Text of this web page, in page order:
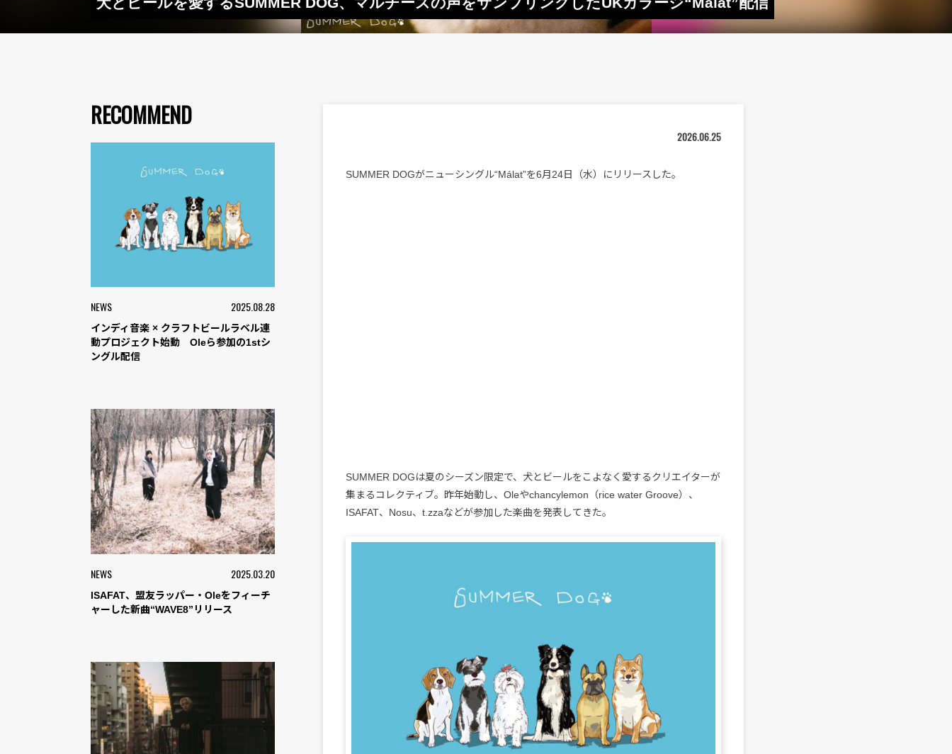
RECOMMEND
NEWS 2025.08.28
インディ音楽 × クラフトビールラベル連
動プロジェクト始動 Oleら参加の1stシ
ングル配信
NEWS 2025.03.20
ISAFAT、盟友ラッパー・Oleをフィーチ
ャーした新曲“WAVE8”リリース
2026.06.25
SUMMER DOGがニューシングル“Málat”を6月24日（水）にリリースした。
SUMMER DOGは夏のシーズン限定で、犬とビールをこよなく愛するクリエイターが
集まるコレクティブ。昨年始動し、Oleやchancylemon（rice water Groove）、
ISAFAT、Nosu、t.zzaなどが参加した楽曲を発表してきた。